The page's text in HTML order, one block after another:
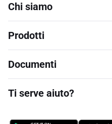
Chi siamo
Prodotti
Documenti
Ti serve aiuto?